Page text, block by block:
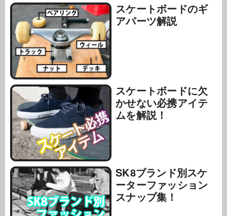
スケートボードのギ
アパーツ解説
スケートボードに欠
かせない必携アイテ
ムを解説！
SK8ブランド別スケ
ーターファッション
スナップ集！